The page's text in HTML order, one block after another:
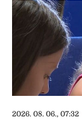
2026. 08. 06., 07:32